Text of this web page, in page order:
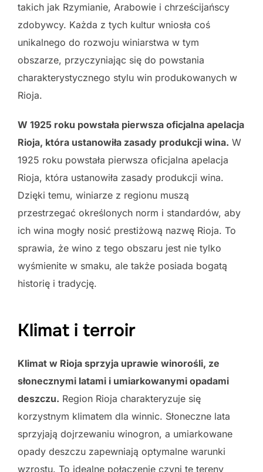
takich jak Rzymianie, Arabowie i chrześcijańscy
zdobywcy. Każda z tych kultur wniosła coś
unikalnego do rozwoju winiarstwa w tym
obszarze, przyczyniając się do powstania
charakterystycznego stylu win produkowanych w
Rioja.
W 1925 roku powstała pierwsza oficjalna apelacja
Rioja, która ustanowiła zasady produkcji wina. W
1925 roku powstała pierwsza oficjalna apelacja
Rioja, która ustanowiła zasady produkcji wina.
Dzięki temu, winiarze z regionu muszą
przestrzegać określonych norm i standardów, aby
ich wina mogły nosić prestiżową nazwę Rioja. To
sprawia, że wino z tego obszaru jest nie tylko
wyśmienite w smaku, ale także posiada bogatą
historię i tradycję.
Klimat i terroir
Klimat w Rioja sprzyja uprawie winorośli, ze
słonecznymi latami i umiarkowanymi opadami
deszczu. Region Rioja charakteryzuje się
korzystnym klimatem dla winnic. Słoneczne lata
sprzyjają dojrzewaniu winogron, a umiarkowane
opady deszczu zapewniają optymalne warunki
wzrostu. To idealne połączenie czyni te tereny